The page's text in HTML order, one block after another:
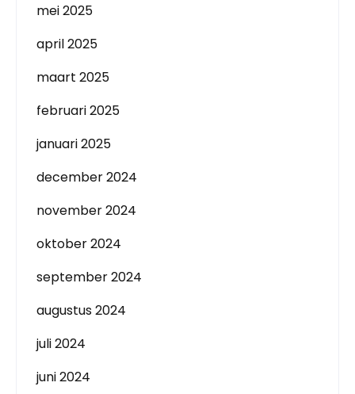
mei 2025
april 2025
maart 2025
februari 2025
januari 2025
december 2024
november 2024
oktober 2024
september 2024
augustus 2024
juli 2024
juni 2024